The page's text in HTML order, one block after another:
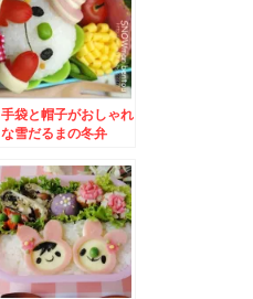
手袋と帽子がおしゃれ
な雪だるまの冬弁